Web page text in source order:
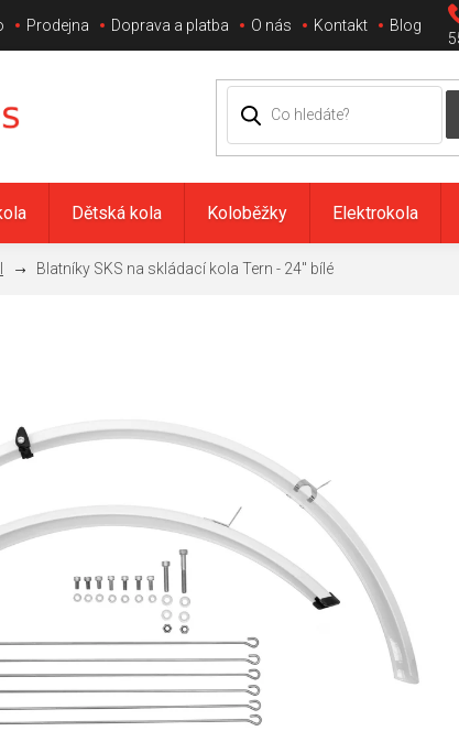
Prodejna Doprava a platba O nás Kontakt Blog
Dětská kola Koloběžky Elektrokola
Blatníky SKS na skládací kola Tern - 24" bílé